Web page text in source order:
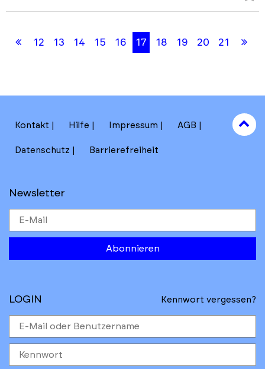
Erste
12 13 14 15 16 17 18 19 20 21
Kontakt Hilfe Impressum AGB
Datenschutz Barrierefreiheit
Newsletter
Abonnieren
to
top
LOGIN Kennwort vergessen?